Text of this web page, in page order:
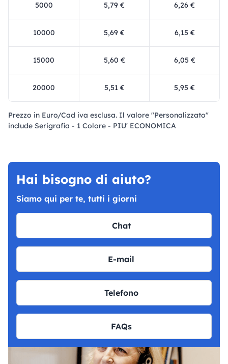
5000 5,79 € 6,26 €
10000 5,69 € 6,15 €
15000 5,60 € 6,05 €
20000 5,51 € 5,95 €
Prezzo in Euro/Cad iva esclusa. Il valore "Personalizzato"
include Serigrafia - 1 Colore - PIU' ECONOMICA
Hai bisogno di aiuto?
Siamo qui per te, tutti i giorni
Chat
E-mail
Telefono
FAQs